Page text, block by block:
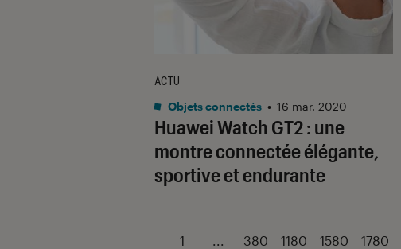
Huawei Watch GT2 : une
montre connectée élégante,
sportive et endurante
ACTU
Objets connectés • 16 mar. 2020
1 ... 380 1180 1580 1780